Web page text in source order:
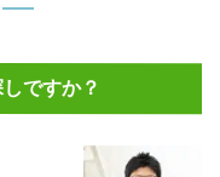
ですか？